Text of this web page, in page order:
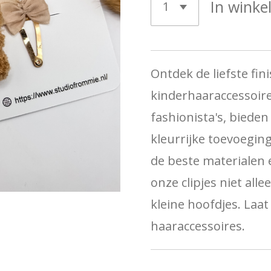
In
Ontdek de liefste
fashionista's, bieden
kleurrijke
de beste materialen
onze clipjes niet
kleine hoofdjes.
haaraccessoires.